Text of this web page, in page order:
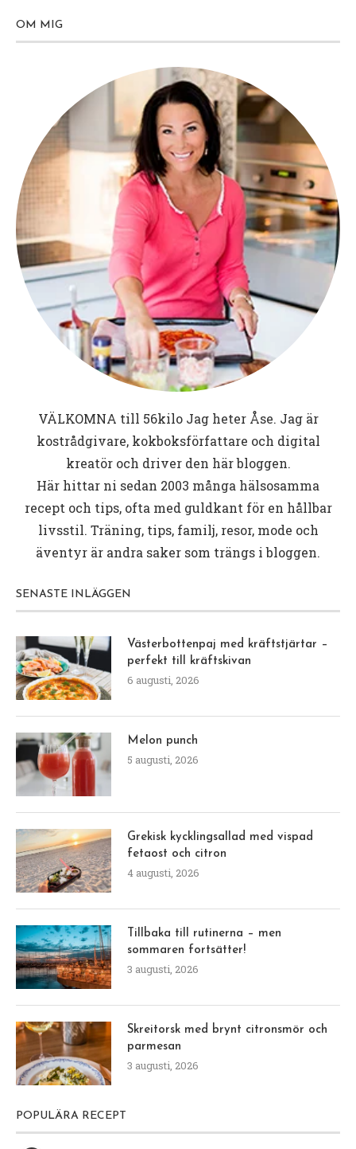
OM MIG
VÄLKOMNA till 56kiloJag heter Åse. Jag är
kostrådgivare, kokboksförfattare och digital
kreatör och driver den här bloggen.
Här hittar ni sedan 2003 många hälsosamma
recept och tips, ofta med guldkant för en hållbar
livsstil. Träning, tips, familj, resor, mode och
äventyr är andra saker som trängs i bloggen.
SENASTE INLÄGGEN
Västerbottenpaj med kräftstjärtar –
perfekt till kräftskivan
6 augusti, 2026
Melon punch
5 augusti, 2026
Grekisk kycklingsallad med vispad
fetaost och citron
4 augusti, 2026
Tillbaka till rutinerna – men
sommaren fortsätter!
3 augusti, 2026
Skreitorsk med brynt citronsmör och
parmesan
3 augusti, 2026
POPULÄRA RECEPT